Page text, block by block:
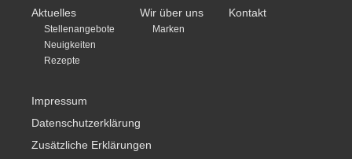
Aktuelles
Stellenangebote
Neuigkeiten
Rezepte
Wir über uns
Marken
Kontakt
Impressum
Datenschutzerklärung
Zusätzliche Erklärungen